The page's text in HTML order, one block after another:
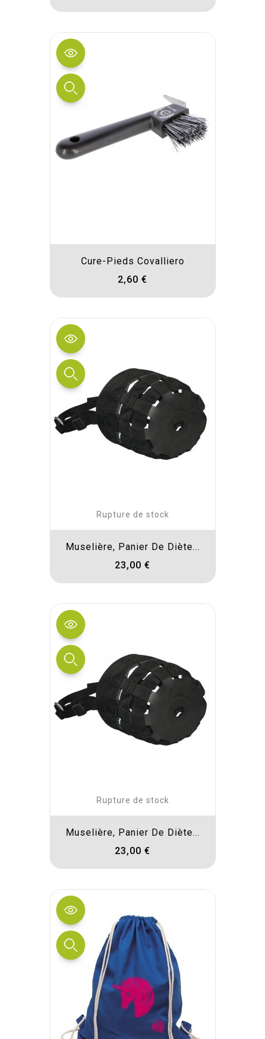
Cure-Pieds Covalliero
2,60 €
Rupture de stock
Muselière, Panier De Diète...
23,00 €
Rupture de stock
Muselière, Panier De Diète...
23,00 €